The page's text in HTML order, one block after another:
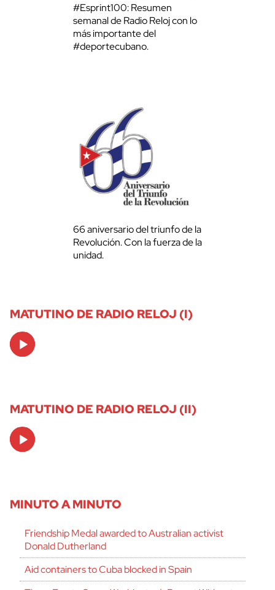
#Esprint100: Resumen
semanal de Radio Reloj con lo
más importante del
#deportecubano.
66 aniversario del triunfo de la
Revolución. Con la fuerza de la
unidad.
MATUTINO DE RADIO RELOJ (I)
Audio
Player
MATUTINO DE RADIO RELOJ (II)
Audio
Player
MINUTO A MINUTO
Friendship Medal awarded to Australian activist
Donald Dutherland
Aid containers to Cuba blocked in Spain